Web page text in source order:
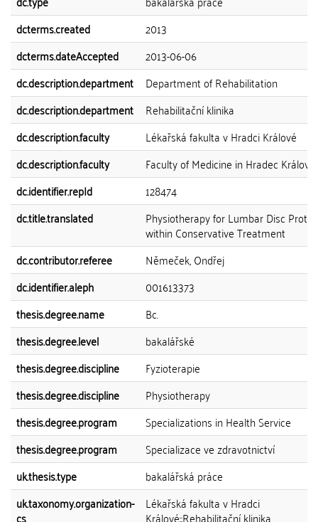
dcterms.created
2013
dcterms.dateAccepted
2013-06-06
dc.description.department
Department of Rehabilitation
dc.description.department
Rehabilitační klinika
dc.description.faculty
Lékařská fakulta v Hradci Králové
dc.description.faculty
Faculty of Medicine in Hradec Králové
dc.identifier.repId
128474
dc.title.translated
Physiotherapy for Lumbar Disc
within Conservative Treatment
dc.contributor.referee
Němeček, Ondřej
dc.identifier.aleph
001613373
thesis.degree.name
Bc.
thesis.degree.level
bakalářské
thesis.degree.discipline
Fyzioterapie
thesis.degree.discipline
Physiotherapy
thesis.degree.program
Specializations in Health Service
thesis.degree.program
Specializace ve zdravotnictví
uk.thesis.type
bakalářská práce
uk.taxonomy.organization-
cs
Lékařská fakulta v Hradci
Králové::Rehabilitační klinika